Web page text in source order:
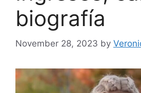
biografía
November 28, 2023 by